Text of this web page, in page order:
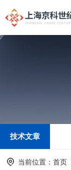
技术文章
当前位置： 首页